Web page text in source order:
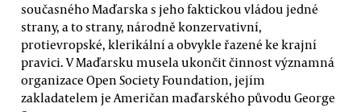
současného Maďarska s jeho faktickou vládou jedné
strany, a to strany, národně konzervativní,
protievropské, klerikální a obvykle řazené ke krajní
pravici. V Maďarsku musela ukončit činnost významná
organizace Open Society Foundation, jejím
zakladatelem je Američan maďarského původu George